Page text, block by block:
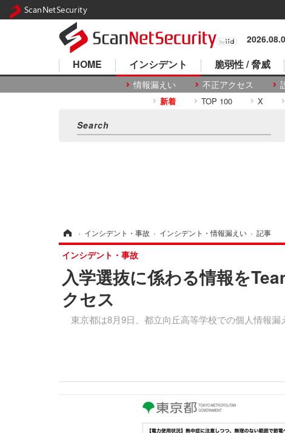
HOME インシデント
情報漏えい 不正アクセス
脆弱性 / 脅威
新着 TOP 100 X
› インシデント・事故 › インシデント・情報漏えい › 記事
入学選抜に係わる情報を
クセス
東京都は8月9日、都立向丘高等学校での個人情報漏
インシデント・事故
ScanNetSecurity